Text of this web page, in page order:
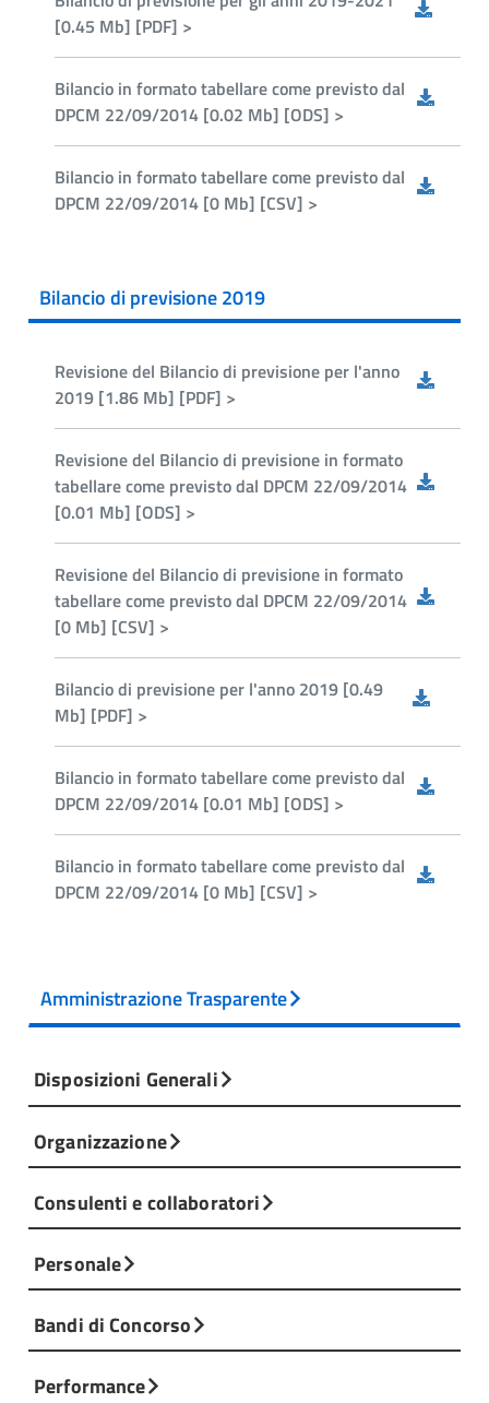
[0.45 Mb] [PDF] >
Bilancio in formato tabellare come previsto dal
DPCM 22/09/2014 [0.02 Mb] [ODS] >
Bilancio in formato tabellare come previsto dal
DPCM 22/09/2014 [0 Mb] [CSV] >
Bilancio di previsione 2019
Revisione del Bilancio di previsione per l'anno
2019 [1.86 Mb] [PDF] >
Revisione del Bilancio di previsione in formato
tabellare come previsto dal DPCM 22/09/2014
[0.01 Mb] [ODS] >
Revisione del Bilancio di previsione in formato
tabellare come previsto dal DPCM 22/09/2014
[0 Mb] [CSV] >
Bilancio di previsione per l'anno 2019 [0.49
Mb] [PDF] >
Bilancio in formato tabellare come previsto dal
DPCM 22/09/2014 [0.01 Mb] [ODS] >
Bilancio in formato tabellare come previsto dal
DPCM 22/09/2014 [0 Mb] [CSV] >
Amministrazione Trasparente
Disposizioni Generali
Organizzazione
Consulenti e collaboratori
Personale
Bandi di Concorso
Performance